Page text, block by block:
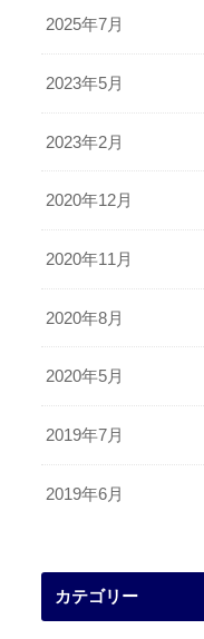
2025年7月
2023年5月
2023年2月
2020年12月
2020年11月
2020年8月
2020年5月
2019年7月
2019年6月
カテゴリー